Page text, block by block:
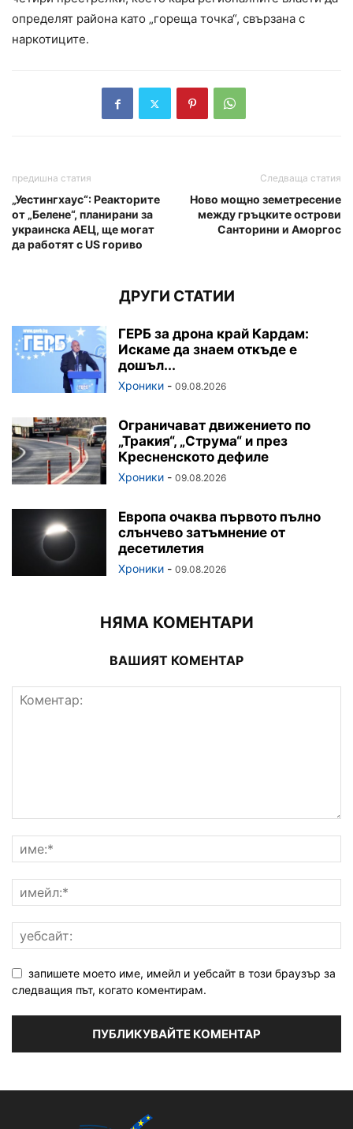
определят района като „гореща точка“, свързана с
наркотиците.
предишна статия
„Уестингхаус“: Реакторите
от „Белене“, планирани за
украинска АЕЦ, ще могат
да работят с US гориво
Следваща статия
Ново мощно земетресение
между гръцките острови
Санторини и Аморгос
ДРУГИ СТАТИИ
ГЕРБ за дрона край Кардам:
Искаме да знаем откъде е
дошъл...
Хроники - 09.08.2026
Ограничават движението по
„Тракия“, „Струма“ и през
Кресненското дефиле
Хроники - 09.08.2026
Европа очаква първото пълно
слънчево затъмнение от
десетилетия
Хроники - 09.08.2026
НЯМА КОМЕНТАРИ
ВАШИЯТ КОМЕНТАР
запишете моето име, имейл и уебсайт в този браузър за
следващия път, когато коментирам.